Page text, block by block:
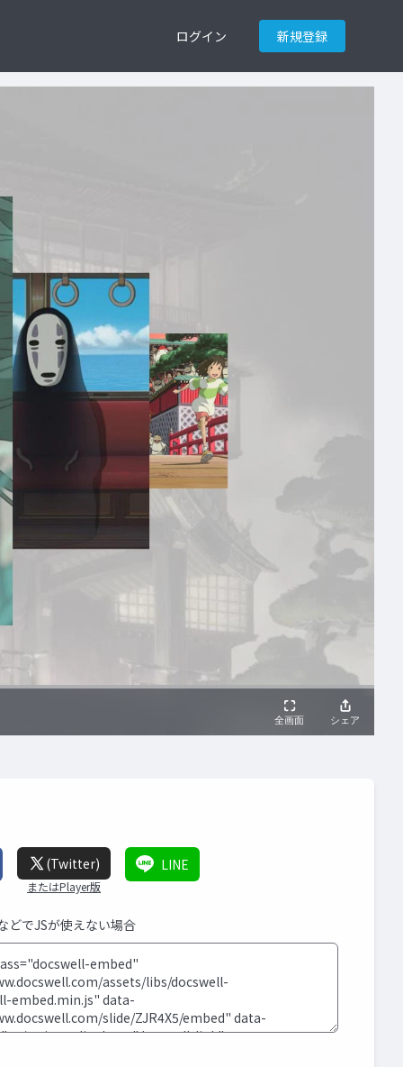
ログイン 新規登録
(Twitter)
またはPlayer版
LINE
どでJSが使えない場合